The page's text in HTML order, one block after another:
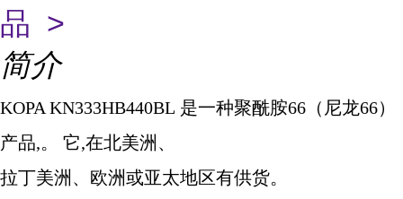
品 >
简介
KOPA KN333HB440BL 是一种聚酰胺66 （尼龙66）
产品,。 它,在北美洲、
拉丁美洲、欧洲或亚太地区有供货。